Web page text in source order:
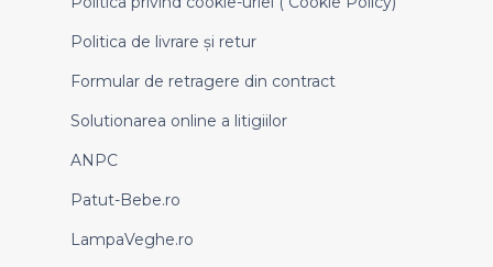
Politica de livrare și retur
Formular de retragere din contract
Solutionarea online a litigiilor
ANPC
Patut-Bebe.ro
LampaVeghe.ro